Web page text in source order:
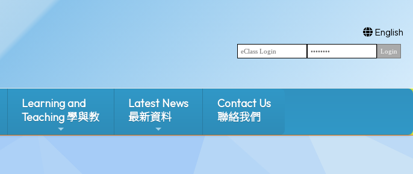
English
Learning and
Teaching 學與教
Latest News
最新資料
Contact Us
聯絡我們